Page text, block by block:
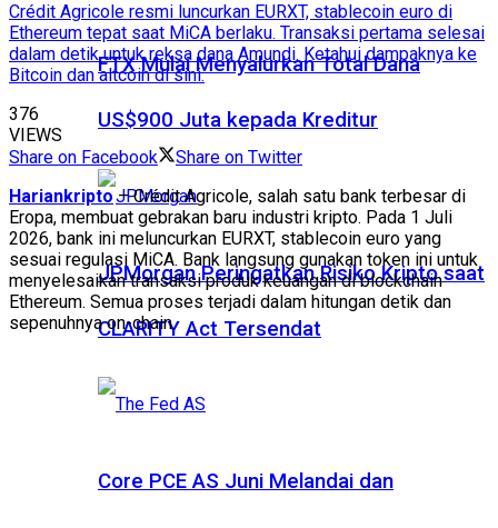
FTX Mulai Menyalurkan Total Dana
US$900 Juta kepada Kreditur
JPMorgan Peringatkan Risiko Kripto saat
CLARITY Act Tersendat
Core PCE AS Juni Melandai dan
Crédit Agricole resmi luncurkan EURXT, stablecoin euro di
Ethereum tepat saat MiCA berlaku. Transaksi pertama selesai
dalam detik untuk reksa dana Amundi. Ketahui dampaknya ke
Bitcoin dan altcoin di sini.
376
VIEWS
Share on Facebook
Share on Twitter
Hariankripto– Crédit Agricole, salah satu bank terbesar di
Eropa, membuat gebrakan baru industri kripto. Pada 1 Juli
2026, bank ini meluncurkan EURXT, stablecoin euro yang
sesuai regulasi MiCA. Bank langsung gunakan token ini untuk
menyelesaikan transaksi produk keuangan di blockchain
Ethereum. Semua proses terjadi dalam hitungan detik dan
sepenuhnya on-chain.